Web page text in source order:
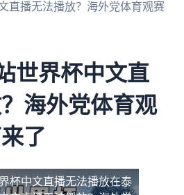
直播无法播放？海外党体育观赛
世界杯中文直
海外党体育观
了
杯中文直播无法播放在泰